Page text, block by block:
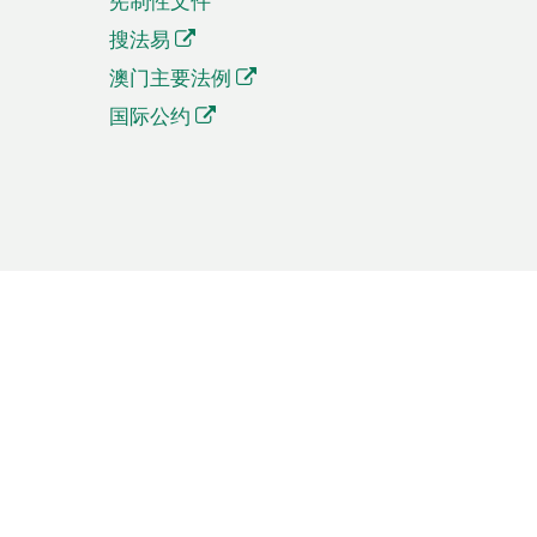
搜法易
澳门主要法例
国际公约